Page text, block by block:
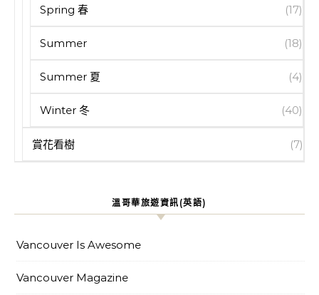
Spring 春 (17)
Summer (18)
Summer 夏 (4)
Winter 冬 (40)
賞花看樹 (7)
溫哥華旅遊資訊(英語)
Vancouver Is Awesome
Vancouver Magazine